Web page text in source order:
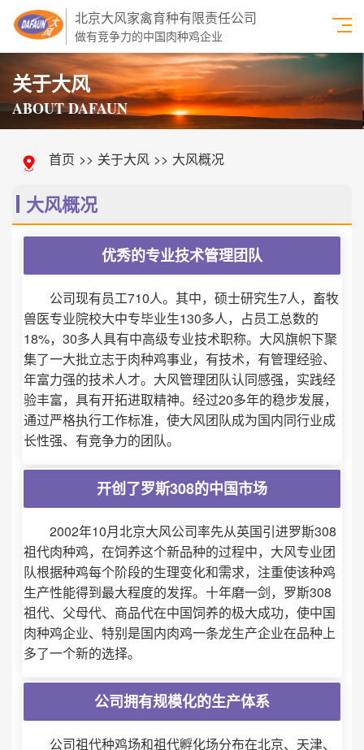
北京大风家禽育种有限责任公司
做有竞争力的中国肉种鸡企业
关于大风
ABOUT DAFAUN
首页 >> 关于大风 >> 大风概况
大风概况
优秀的专业技术管理团队
公司现有员工710人。其中，硕士研究生7人，畜牧
兽医专业院校大中专毕业生130多人，占员工总数的
18%，30多人具有中高级专业技术职称。大风旗帜下聚
集了一大批立志于肉种鸡事业，有技术，有管理经验、
年富力强的技术人才。大风管理团队认同感强，实践经
验丰富，具有开拓进取精神。经过20多年的稳步发展，
通过严格执行工作标准，使大风团队成为国内同行业成
长性强、有竞争力的团队。
开创了罗斯308的中国市场
2002年10月北京大风公司率先从英国引进罗斯308
祖代肉种鸡，在饲养这个新品种的过程中，大风专业团
队根据种鸡每个阶段的生理变化和需求，注重使该种鸡
生产性能得到最大程度的发挥。十年磨一剑，罗斯308
祖代、父母代、商品代在中国饲养的极大成功，使中国
肉种鸡企业、特别是国内肉鸡一条龙生产企业在品种上
多了一个新的选择。
公司拥有规模化的生产体系
公司祖代种鸡场和祖代孵化场分布在北京、天津、